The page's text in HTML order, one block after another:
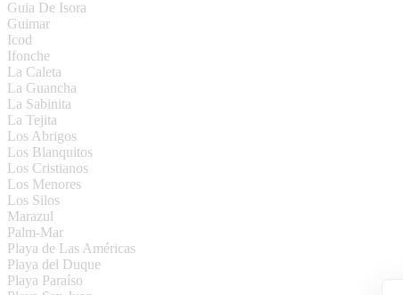
Guia De Isora
Guimar
Icod
Ifonche
La Caleta
La Guancha
La Sabinita
La Tejita
Los Abrigos
Los Blanquitos
Los Cristianos
Los Menores
Los Silos
Marazul
Palm-Mar
Playa de Las Américas
Playa del Duque
Playa Paraíso